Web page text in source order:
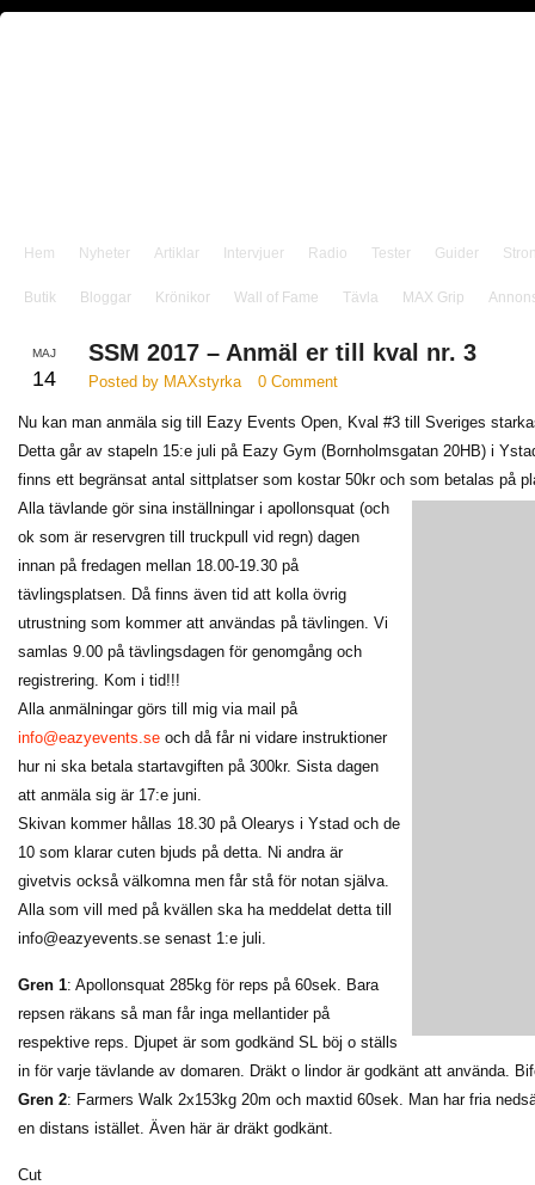
Hem Nyheter Artiklar Intervjuer Radio Tester Guider
Butik Bloggar Krönikor Wall of Fame Tävla MAX Grip
MAJ
14
SSM 2017 – Anmäl er till kval nr. 3
Posted by MAXstyrka 0 Comment
Nu kan man anmäla sig till Eazy Events Open, Kval #3 till Sveriges
Detta går av stapeln 15:e juli på Eazy Gym (Bornholmsgatan 20HB) i
finns ett begränsat antal sittplatser som kostar 50kr och som betalas på
Alla tävlande gör sina inställningar i apollonsquat (och
ok som är reservgren till truckpull vid regn) dagen
innan på fredagen mellan 18.00-19.30 på
tävlingsplatsen. Då finns även tid att kolla övrig
utrustning som kommer att användas på tävlingen. Vi
samlas 9.00 på tävlingsdagen för genomgång och
registrering. Kom i tid!!!
Alla anmälningar görs till mig via mail på
info@eazyevents.se och då får ni vidare instruktioner
hur ni ska betala startavgiften på 300kr. Sista dagen
att anmäla sig är 17:e juni.
Skivan kommer hållas 18.30 på Olearys i Ystad och de
10 som klarar cuten bjuds på detta. Ni andra är
givetvis också välkomna men får stå för notan själva.
Alla som vill med på kvällen ska ha meddelat detta till
info@eazyevents.se senast 1:e juli.
Gren 1: Apollonsquat 285kg för reps på 60sek. Bara
repsen räkans så man får inga mellantider på
respektive reps. Djupet är som godkänd SL böj o ställs
in för varje tävlande av domaren. Dräkt o lindor är godkänt att använda.
Gren 2: Farmers Walk 2x153kg 20m och maxtid 60sek. Man har fria
en distans istället. Även här är dräkt godkänt.
Cut